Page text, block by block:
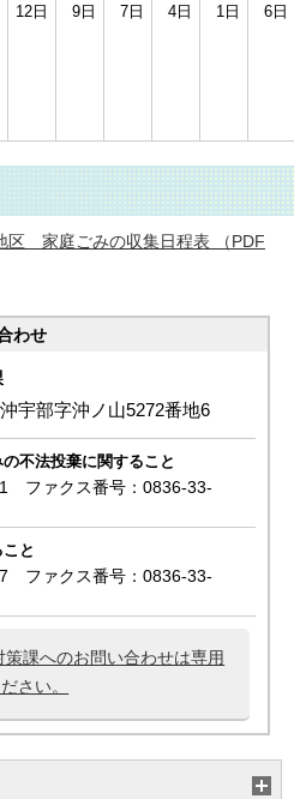
12日 9日 7日 4日 1日 6日
区 家庭ごみの収集日程表 （PDF
わせ
宇部字沖ノ山5272番地6
不法投棄に関すること
ファクス番号：0836-33-
と
ファクス番号：0836-33-
課へのお問い合わせは専用
さい。